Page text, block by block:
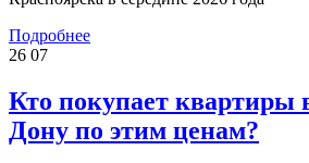
Подробнее
26 07
Кто покупает квартиры
Дону по этим ценам?